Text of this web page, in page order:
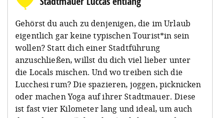
Gehörst du auch zu denjenigen, die im Urlaub
eigentlich gar keine typischen Tourist*in sein
wollen? Statt dich einer Stadtführung
anzuschließen, willst du dich viel lieber unter
die Locals mischen. Und wo treiben sich die
Lucchesi rum? Die spazieren, joggen, picknicken
oder machen Yoga auf ihrer Stadtmauer. Diese
ist fast vier Kilometer lang und ideal, um auch